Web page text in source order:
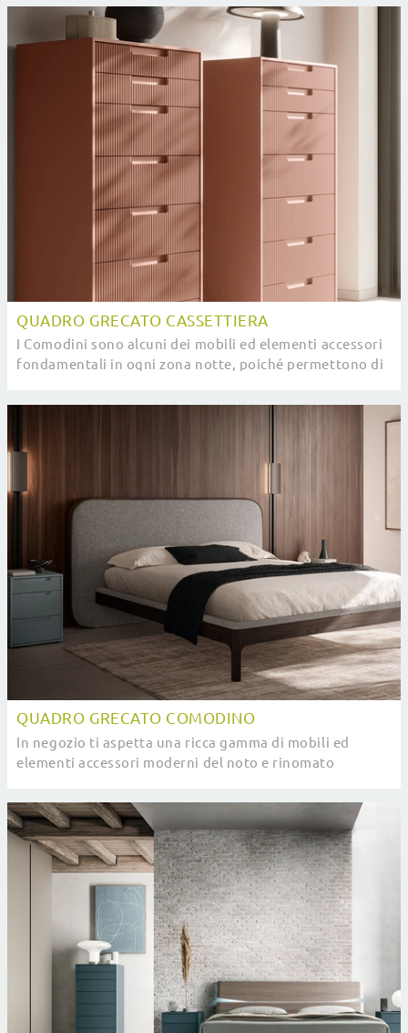
QUADRO GRECATO CASSETTIERA
I Comodini sono alcuni dei mobili ed elementi accessori
fondamentali in ogni zona notte, poiché permettono di
QUADRO GRECATO COMODINO
In negozio ti aspetta una ricca gamma di mobili ed
elementi accessori moderni del noto e rinomato